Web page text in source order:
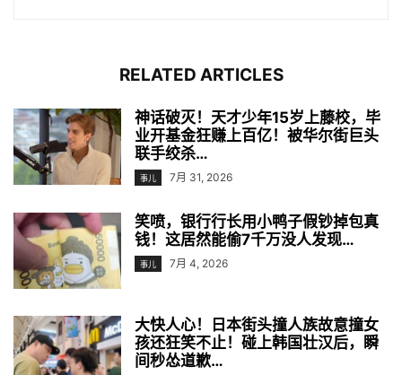
RELATED ARTICLES
神话破灭！天才少年15岁上藤校，毕
业开基金狂赚上百亿！被华尔街巨头
联手绞杀…
事儿 7月 31, 2026
笑喷，银行行长用小鸭子假钞掉包真
钱！这居然能偷7千万没人发现…
事儿 7月 4, 2026
大快人心！日本街头撞人族故意撞女
孩还狂笑不止！碰上韩国壮汉后，瞬
间秒怂道歉…